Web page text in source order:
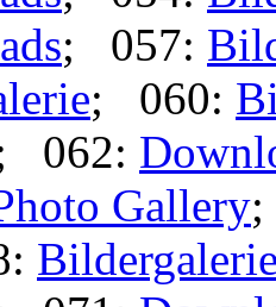
; 054:
; 057:
; 060:
062:
Gallery